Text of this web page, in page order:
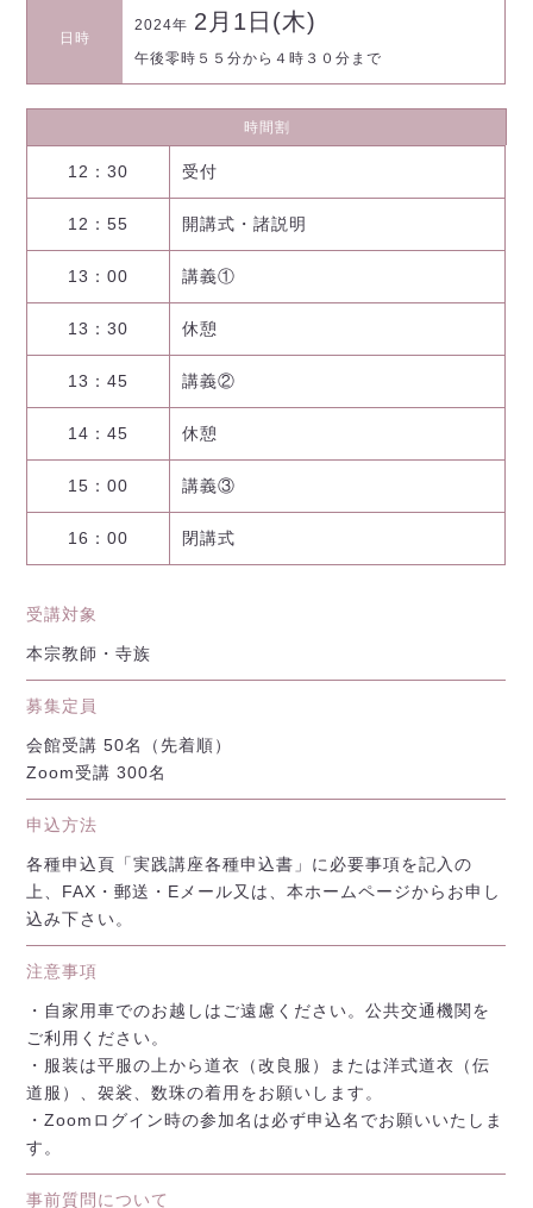
日時
2024年 2月1日(木)
午後零時５５分から４時３０分まで
時間割
12：30 受付
12：55 開講式・諸説明
13：00 講義①
13：30 休憩
13：45 講義②
14：45 休憩
15：00 講義③
16：00 閉講式
受講対象
本宗教師・寺族
募集定員
会館受講 50名（先着順）
Zoom受講 300名
申込方法
各種申込頁「実践講座各種申込書」に必要事項を記入の
上、FAX・郵送・Eメール又は、本ホームページからお申し
込み下さい。
注意事項
・自家用車でのお越しはご遠慮ください。公共交通機関を
ご利用ください。
・服装は平服の上から道衣（改良服）または洋式道衣（伝
道服）、袈裟、数珠の着用をお願いします。
・Zoomログイン時の参加名は必ず申込名でお願いいたしま
す。
事前質問について